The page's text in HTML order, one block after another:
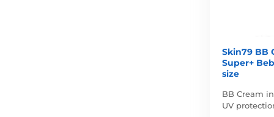
Skin79 BB
Super+
size
BB Cream
UV